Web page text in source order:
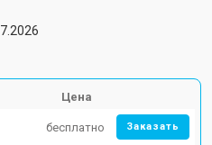
Цена
бесплатно Заказать